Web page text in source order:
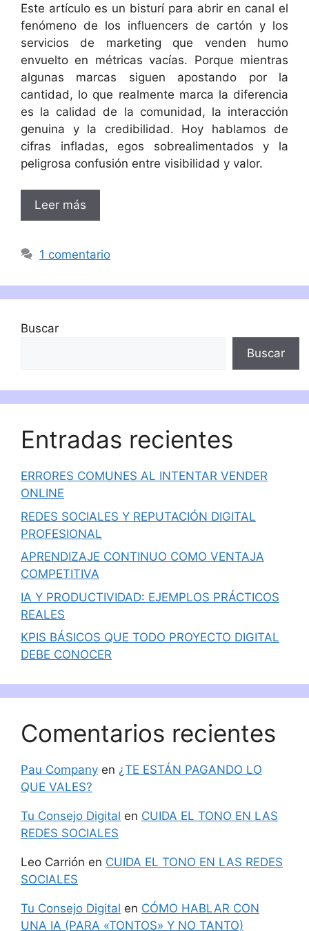
Este artículo es un bisturí para abrir en canal el
fenómeno de los influencers de cartón y los
servicios de marketing que venden humo
envuelto en métricas vacías. Porque mientras
algunas marcas siguen apostando por la
cantidad, lo que realmente marca la diferencia
es la calidad de la comunidad, la interacción
genuina y la credibilidad. Hoy hablamos de
cifras infladas, egos sobrealimentados y la
peligrosa confusión entre visibilidad y valor.
Leer más
1 comentario
Buscar
Buscar
Entradas recientes
ERRORES COMUNES AL INTENTAR VENDER
ONLINE
REDES SOCIALES Y REPUTACIÓN DIGITAL
PROFESIONAL
APRENDIZAJE CONTINUO COMO VENTAJA
COMPETITIVA
IA Y PRODUCTIVIDAD: EJEMPLOS PRÁCTICOS
REALES
KPIS BÁSICOS QUE TODO PROYECTO DIGITAL
DEBE CONOCER
Comentarios recientes
Pau Company en ¿TE ESTÁN PAGANDO LO
QUE VALES?
Tu Consejo Digital en CUIDA EL TONO EN LAS
REDES SOCIALES
Leo Carrión en CUIDA EL TONO EN LAS REDES
SOCIALES
Tu Consejo Digital en CÓMO HABLAR CON
UNA IA (PARA «TONTOS» Y NO TANTO)